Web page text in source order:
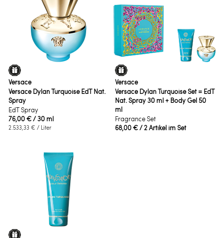
Versace
Versace Dylan Turquoise EdT Nat.
Spray
EdT Spray
76,00 €/ 30 ml
2.533,33 € / Liter
Versace
Versace Dylan Turquoise Set = EdT
Nat. Spray 30 ml + Body Gel 50
ml
Fragrance Set
68,00 €/ 2 Artikel im Set